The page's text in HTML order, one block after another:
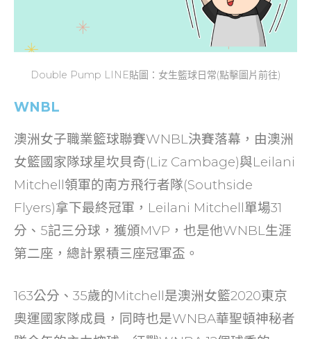
Double Pump LINE貼圖：女生籃球日常(點擊圖片前往)
WNBL
澳洲女子職業籃球聯賽WNBL決賽落幕，由澳洲
女籃國家隊球星坎貝奇(Liz Cambage)與Leilani
Mitchell領軍的南方飛行者隊(Southside
Flyers)拿下最終冠軍，Leilani Mitchell單場31
分、5記三分球，獲頒MVP，也是他WNBL生涯
第二座，總計累積三座冠軍盃。
163公分、35歲的Mitchell是澳洲女籃2020東京
奧運國家隊成員，同時也是WNBA華聖頓神秘者